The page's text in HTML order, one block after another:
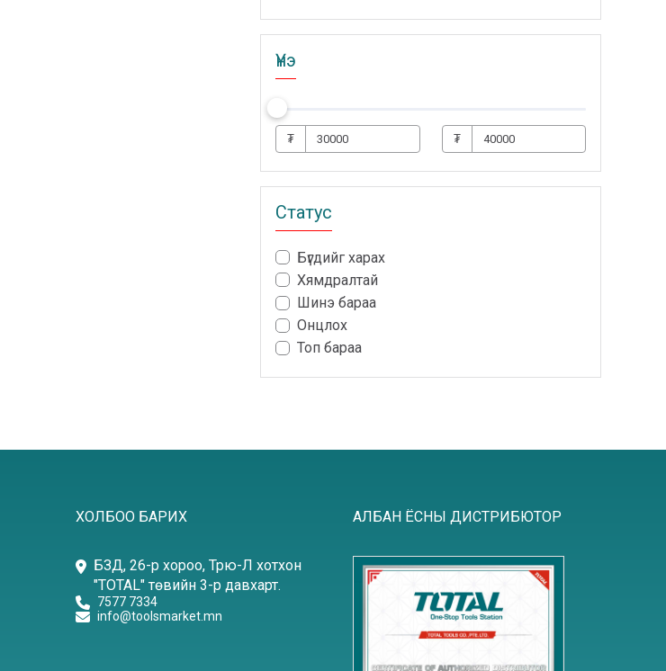
Үнэ
₮ ₮
Статус
Бүгдийг харах
Хямдралтай
Шинэ бараа
Онцлох
Топ бараа
ХОЛБОО БАРИХ
БЗД, 26-р хороо, Трю-Л хотхон
"TOTAL" төвийн 3-р давхарт.
7577 7334
info@toolsmarket.mn
АЛБАН ЁСНЫ ДИСТРИБЮТОР